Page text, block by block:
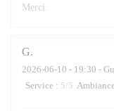
Merci.
G
2026-06-10 - 19:30 -
Service : 5/5 Ambiance